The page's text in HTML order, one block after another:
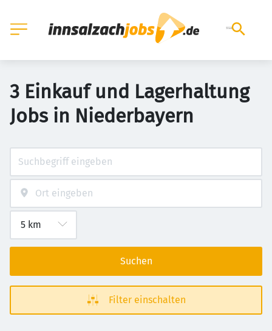
3 Einkauf und Lagerhaltung
Jobs in Niederbayern
Suchen
Filter einschalten